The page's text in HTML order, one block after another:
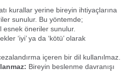
kurallar yerine bireyin ihtiyaçlarına
sunulur. Bu yöntemde;
esnek öneriler sunulur.
‘iyi’ ya da ‘kötü’ olarak
içeren bir dil kullanılmaz.
Bireyin beslenme davranışı